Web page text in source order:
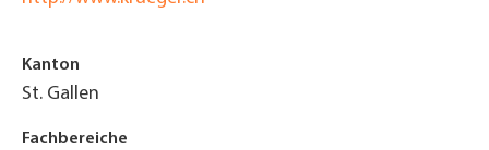
Kanton
St. Gallen
Fachbereiche